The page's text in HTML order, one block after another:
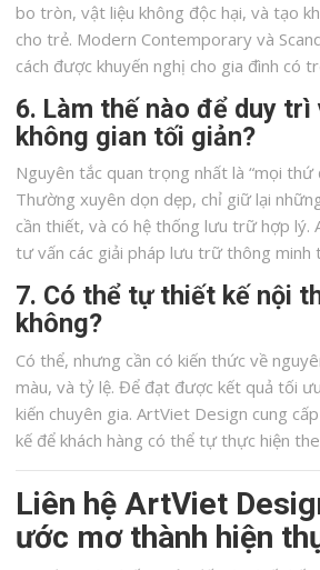
bo tròn, vật liệu không độc hại, và tạo
cho trẻ. Modern Contemporary và
cách được khuyến nghị cho gia đình có
6. Làm thế nào để duy trì
không gian tối giản?
Nguyên tắc quan trọng nhất là “mọi thứ
Thường xuyên dọn dẹp, chỉ giữ lại
cần thiết, và có hệ thống lưu trữ hợp lý.
tư vấn các giải pháp lưu trữ thông minh
7. Có thể tự thiết kế nội
không?
Có thể, nhưng cần có kiến thức về
màu, và tỷ lệ. Để đạt được kết quả tối
kiến chuyên gia. ArtViet Design cung
kế để khách hàng có thể tự thực hiện
Liên hệ ArtViet
ước mơ thành hiện